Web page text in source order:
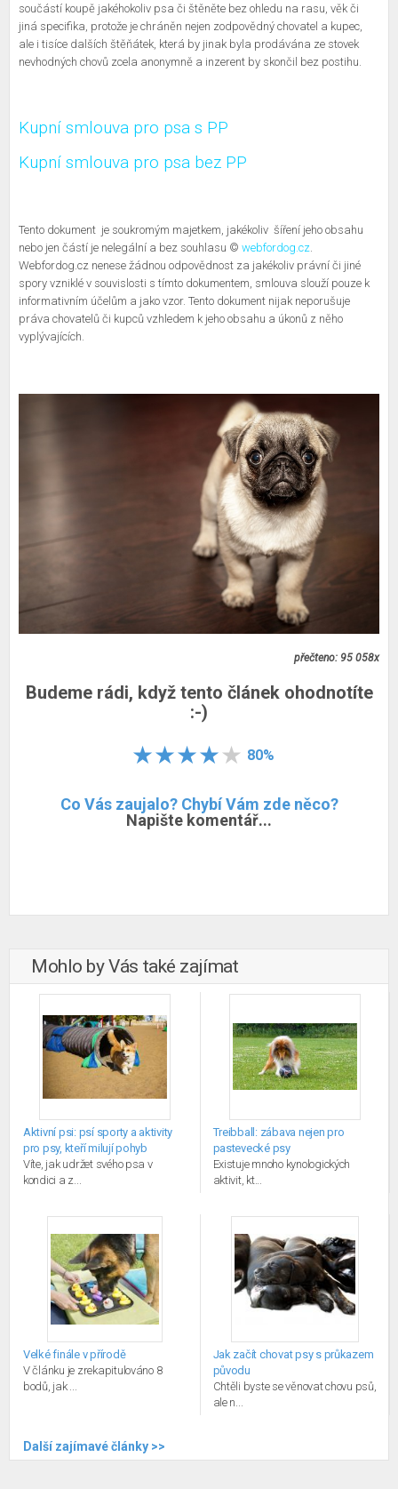
součástí koupě jakéhokoliv psa či štěněte bez ohledu na rasu, věk či
jiná specifika, protože je chráněn nejen zodpovědný chovatel a kupec,
ale i tisíce dalších štěňátek, která by jinak byla prodávána ze stovek
nevhodných chovů zcela anonymně a inzerent by skončil bez postihu.
Kupní smlouva pro psa s PP
Kupní smlouva pro psa bez PP
Tento dokument je soukromým majetkem, jakékoliv šíření jeho obsahu
nebo jen částí je nelegální a bez souhlasu © webfordog.cz
Webfordog.cz nenese žádnou odpovědnost za jakékoliv právní či jiné
spory vzniklé v souvislosti s tímto dokumentem, smlouva slouží pouze k
informativním účelům a jako vzor. Tento dokument nijak neporušuje
práva chovatelů či kupců vzhledem k jeho obsahu a úkonů z něho
vyplývajících.
přečteno: 95 058x
Budeme rádi, když tento článek ohodnotíte
:-)
80%
Co Vás zaujalo? Chybí Vám zde něco?
Napište komentář...
Mohlo by Vás také zajímat
Aktivní psi: psí sporty a aktivity
pro psy, kteří milují pohyb
Víte, jak udržet svého psa v
kondici a z...
Treibball: zábava nejen pro
pastevecké psy
Existuje mnoho kynologických
aktivit, kt...
Velké finále v přírodě
V článku je zrekapitulováno 8
bodů, jak ...
Jak začít chovat psy s průkazem
původu
Chtěli byste se věnovat chovu psů,
ale n...
Další zajímavé články >>